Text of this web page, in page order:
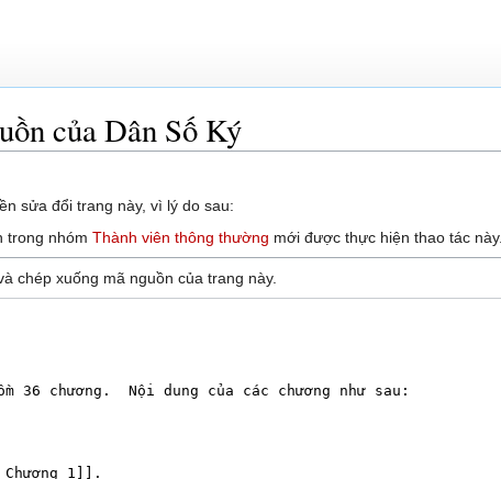
của Dân Số Ký
sửa đổi trang này, vì lý do sau:
trong nhóm Thành viên thông thường mới được thực hiện thao tác này.
chép xuống mã nguồn của trang này.